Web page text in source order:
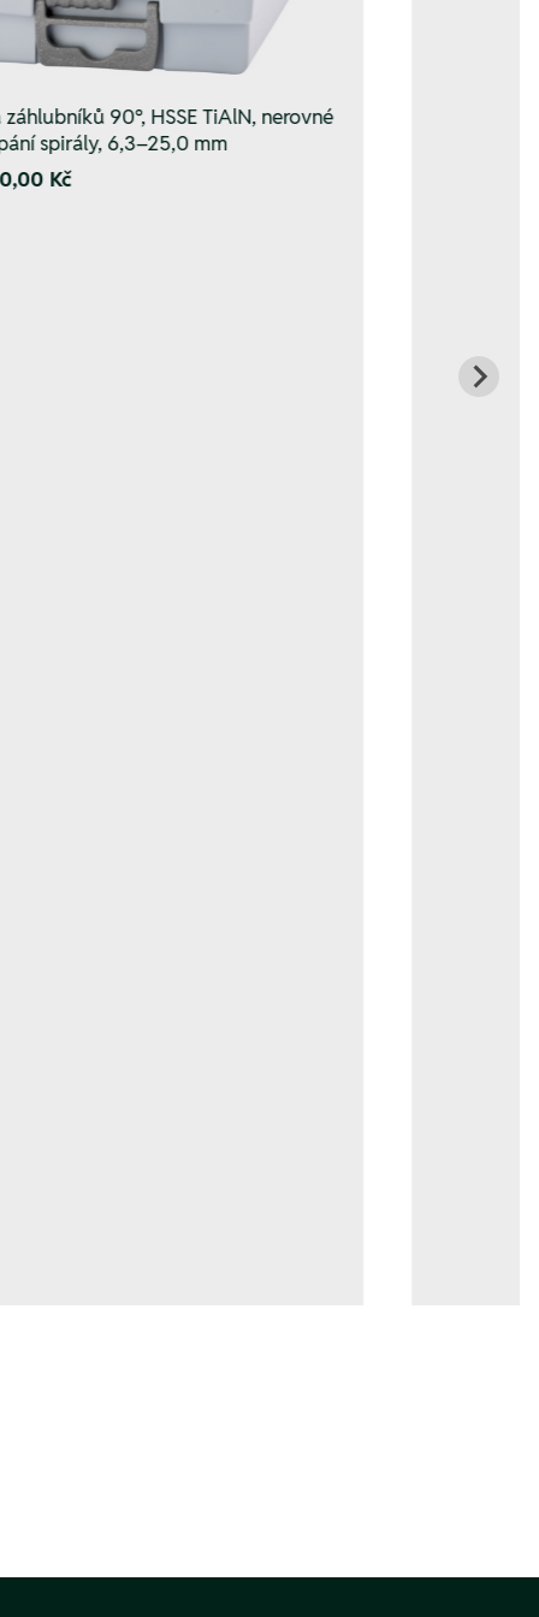
záhlubníků 90°, HSSE TiAlN, nerovné
spirály, 6,3–25,0 mm
Kč